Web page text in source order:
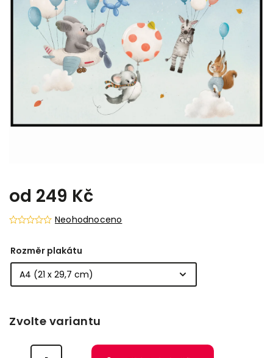
od 249 Kč
Neohodnoceno
Rozměr plakátu
Zvolte variantu